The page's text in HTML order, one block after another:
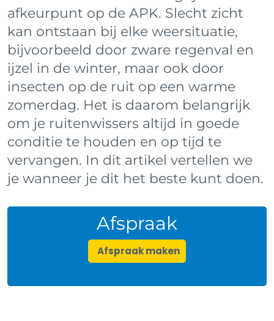
afkeurpunt op de APK. Slecht zicht
kan ontstaan bij elke weersituatie,
bijvoorbeeld door zware regenval en
ijzel in de winter, maar ook door
insecten op de ruit op een warme
zomerdag. Het is daarom belangrijk
om je ruitenwissers altijd in goede
conditie te houden en op tijd te
vervangen. In dit artikel vertellen we
je wanneer je dit het beste kunt doen.
Afspraak
Afspraak maken